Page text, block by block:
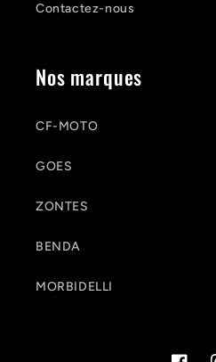
Contactez-nous
Nos marques
CF-MOTO
GOES
ZONTES
BENDA
MORBIDELLI